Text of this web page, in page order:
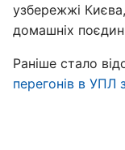
узбережжі
домашніх
Раніше стало
перегонів в УПЛ